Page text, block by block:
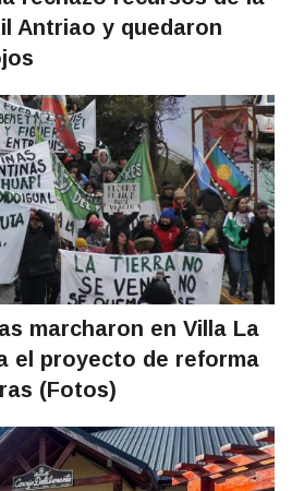
Antriao y quedaron
marcharon en Villa La
el proyecto de reforma
(Fotos)